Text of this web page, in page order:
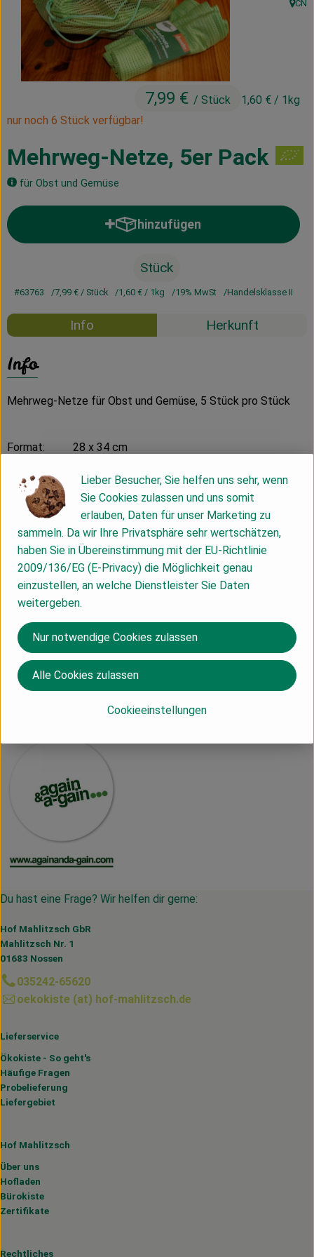
Kühltheke
Vorratskammer
Getränke
Über uns
Lieferservice
Mehrweg-Netze, 5er Pack
für Obst und Gemüse
7,99 € / Stück 1,60 € / 1kg
nur noch 6 Stück verfügbar!
,
CN
hinzufügen
Produkt zum Warenkorb
Stück
#63763 7,99 € / Stück 1,60 € / 1kg 19% MwSt Handelsklasse II
Info Herkunft
Info
Mehrweg-Netze für Obst und Gemüse, 5 Stück pro Stück
Format: 28 x 34 cm
Ausführung: Polyester, lebensmittelecht, mit praktischen
Zugband, bei 30 Grad bis zu 700 Mal waschbar
Produktinformationen
Herkunft
Hersteller: AAA
CN
Du hast eine Frage? Wir helfen dir gerne:
Hof Mahlitzsch GbR
Mahlitzsch Nr. 1
01683 Nossen
035242-65620
oekokiste (at) hof-mahlitzsch.de
Lieferservice
Ökokiste - So geht's
Häufige Fragen
Probelieferung
Liefergebiet
Hof Mahlitzsch
Über uns
Hofladen
Bürokiste
Zertifikate
Rechtliches
Lieber Besucher, Sie helfen uns sehr, wenn
Sie Cookies zulassen und uns somit
erlauben, Daten für unser Marketing zu
sammeln. Da wir Ihre Privatsphäre sehr wertschätzen,
haben Sie in Übereinstimmung mit der EU-Richtlinie
2009/136/EG (E-Privacy) die Möglichkeit genau
einzustellen, an welche Dienstleister Sie Daten
weitergeben.
Cookieeinstellungen
Nur notwendige Cookies zulassen
Alle Cookies zulassen